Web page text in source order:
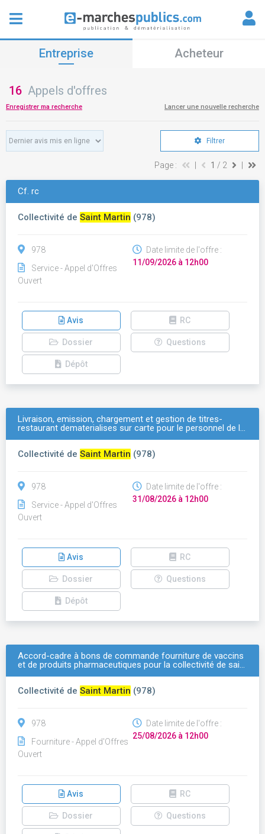
Entreprise Acheteur
16 Appels d'offres
Enregistrer ma recherche Lancer une nouvelle recherche
Filtrer
Page : 1 / 2
Cf. rc
Collectivité de Saint Martin (978)
978
Service - Appel d'Offres
Ouvert
Date limite de l'offre :
11/09/2026 à 12h00
Avis RC
Dossier Questions
Dépôt
Livraison, emission, chargement et gestion de titres-
restaurant dematerialises sur carte pour le personnel de l…
Collectivité de Saint Martin (978)
978
Service - Appel d'Offres
Ouvert
Date limite de l'offre :
31/08/2026 à 12h00
Avis RC
Dossier Questions
Dépôt
Accord-cadre à bons de commande fourniture de vaccins
et de produits pharmaceutiques pour la collectivité de sai…
Collectivité de Saint Martin (978)
978
Fourniture - Appel d'Offres
Ouvert
Date limite de l'offre :
25/08/2026 à 12h00
Avis RC
Dossier Questions